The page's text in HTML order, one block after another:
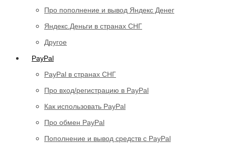
Про пополнение и вывод Яндекс Денег
Яндекс.Деньги в странах СНГ
Другое
PayPal
PayPal в странах СНГ
Про вход/регистрацию в PayPal
Как использовать PayPal
Про обмен PayPal
Пополнение и вывод средств с PayPal